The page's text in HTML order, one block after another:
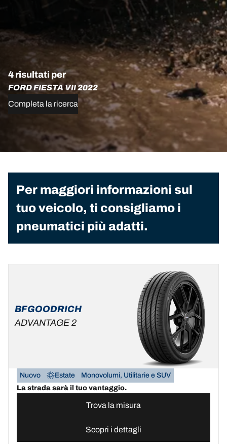
4 risultati per
FORD FIESTA VII 2022
Completa la ricerca
Per maggiori informazioni sul
tuo veicolo, ti consigliamo i
pneumatici più adatti.
BFGOODRICH
ADVANTAGE 2
Nuovo Estate
Monovolumi, Utilitarie e SUV
La strada sarà il tuo vantaggio.
Trova la misura
Scopri i dettagli